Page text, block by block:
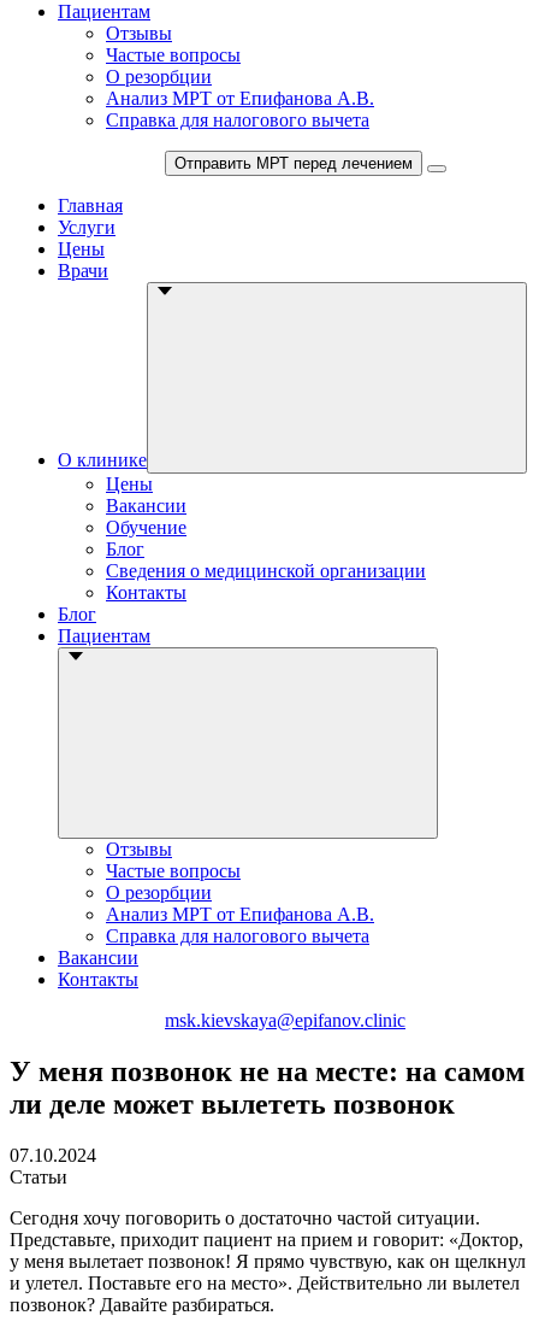
Пациентам
Отзывы
Частые вопросы
О резорбции
Анализ МРТ от Епифанова А.В.
Справка для налогового вычета
Отправить МРТ перед лечением
Главная
Услуги
Цены
Врачи
О клинике
Цены
Вакансии
Обучение
Блог
Сведения о медицинской организации
Контакты
Блог
Пациентам
Отзывы
Частые вопросы
О резорбции
Анализ МРТ от Епифанова А.В.
Справка для налогового вычета
Вакансии
Контакты
msk.kievskaya@epifanov.clinic
У меня позвонок не на месте: на самом
ли деле может вылететь позвонок
07.10.2024
Статьи
Сегодня хочу поговорить о достаточно частой ситуации.
Представьте, приходит пациент на прием и говорит: «Доктор,
у меня вылетает позвонок! Я прямо чувствую, как он щелкнул
и улетел. Поставьте его на место». Действительно ли вылетел
позвонок? Давайте разбираться.